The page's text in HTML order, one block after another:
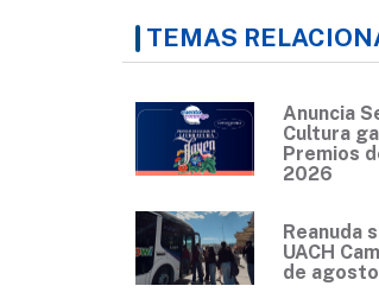
TEMAS
Anuncia
Cultura
Premios
2026
Reanuda
UACH
de agosto